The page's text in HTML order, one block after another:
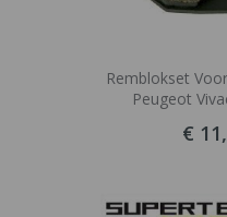
Remblokset
Peugeot
€